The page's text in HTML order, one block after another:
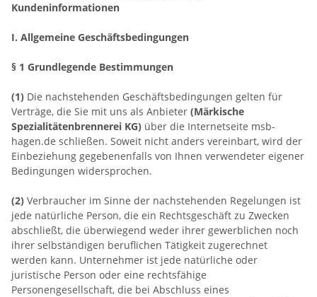
Kundeninformationen
I. Allgemeine Geschäftsbedingungen
§ 1 Grundlegende Bestimmungen
(1) Die nachstehenden Geschäftsbedingungen gelten für
Verträge, die Sie mit uns als Anbieter (Märkische
Spezialitätenbrennerei KG) über die Internetseite msb-
hagen.de schließen. Soweit nicht anders vereinbart, wird der
Einbeziehung gegebenenfalls von Ihnen verwendeter eigener
Bedingungen widersprochen.
(2) Verbraucher im Sinne der nachstehenden Regelungen ist
jede natürliche Person, die ein Rechtsgeschäft zu Zwecken
abschließt, die überwiegend weder ihrer gewerblichen noch
ihrer selbständigen beruflichen Tätigkeit zugerechnet
werden kann. Unternehmer ist jede natürliche oder
juristische Person oder eine rechtsfähige
Personengesellschaft, die bei Abschluss eines